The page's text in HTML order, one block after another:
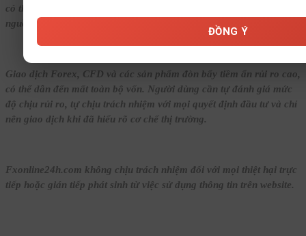
có thể thay đổi theo thời gian tùy theo từng sàn giao dịch hoặc
nguồn dữ liệu.
Giao dịch Forex, CFD và các sản phẩm đòn bẩy tiềm ẩn rủi ro cao,
có thể dẫn đến mất toàn bộ vốn. Người dùng cần tự đánh giá mức
độ chịu rủi ro, tự chịu trách nhiệm với mọi quyết định đầu tư và chỉ
nên giao dịch khi đã hiểu rõ cơ chế thị trường.
Fxonline24h.com không chịu trách nhiệm đối với mọi thiệt hại trực
tiếp hoặc gián tiếp phát sinh từ việc sử dụng thông tin trên website.
ĐỒNG Ý